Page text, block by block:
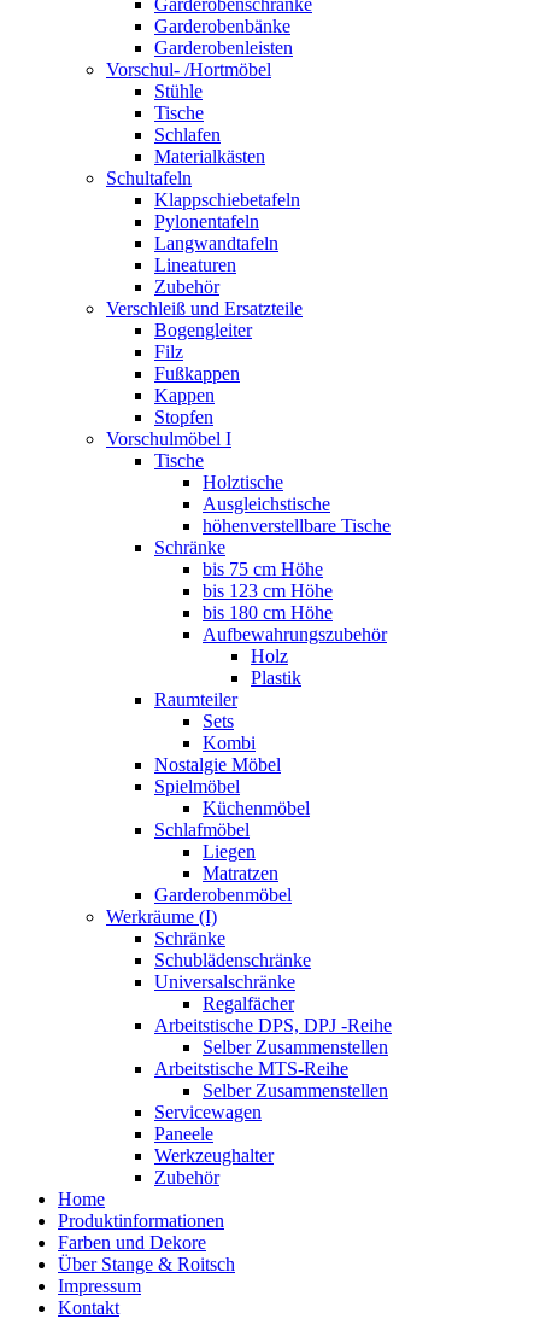
Garderobenbänke
Garderobenleisten
Vorschul- /Hortmöbel
Stühle
Tische
Schlafen
Materialkästen
Schultafeln
Klappschiebetafeln
Pylonentafeln
Langwandtafeln
Lineaturen
Zubehör
Verschleiß und Ersatzteile
Bogengleiter
Filz
Fußkappen
Kappen
Stopfen
Vorschulmöbel I
Tische
Holztische
Ausgleichstische
höhenverstellbare Tische
Schränke
bis 75 cm Höhe
bis 123 cm Höhe
bis 180 cm Höhe
Aufbewahrungszubehör
Holz
Plastik
Raumteiler
Sets
Kombi
Nostalgie Möbel
Spielmöbel
Küchenmöbel
Schlafmöbel
Liegen
Matratzen
Garderobenmöbel
Werkräume (I)
Schränke
Schublädenschränke
Universalschränke
Regalfächer
Arbeitstische DPS, DPJ -Reihe
Selber Zusammenstellen
Arbeitstische MTS-Reihe
Selber Zusammenstellen
Servicewagen
Paneele
Werkzeughalter
Zubehör
Home
Produktinformationen
Farben und Dekore
Über Stange & Roitsch
Impressum
Kontakt